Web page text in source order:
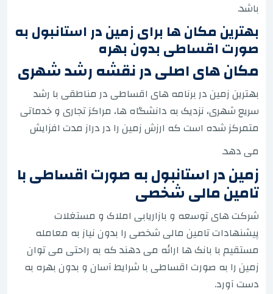
باشد.
بهترین مکان ها برای زمین در استانبول به
صورت اقساطی بدون بهره
مکان های اصلی در نقشه رشد شهری
بهترین زمین در برنامه های اقساطی در مناطقی با رشد
سریع شهری، نزدیک به دانشگاه ها، مراکز تجاری و خدماتی
متمرکز شده است که ارزش زمین را در دراز مدت افزایش
می دهد.
زمین در استانبول به صورت اقساطی با
تامین مالی شخصی
شرکت های توسعه و بازاریابی املاک و مستغلات
پیشنهادات تامین مالی شخصی را بدون نیاز به معامله
مستقیم با بانک ها ارائه می دهند که به راحتی می توان
زمین را به صورت اقساطی با شرایط آسان و بدون بهره به
دست آورد.